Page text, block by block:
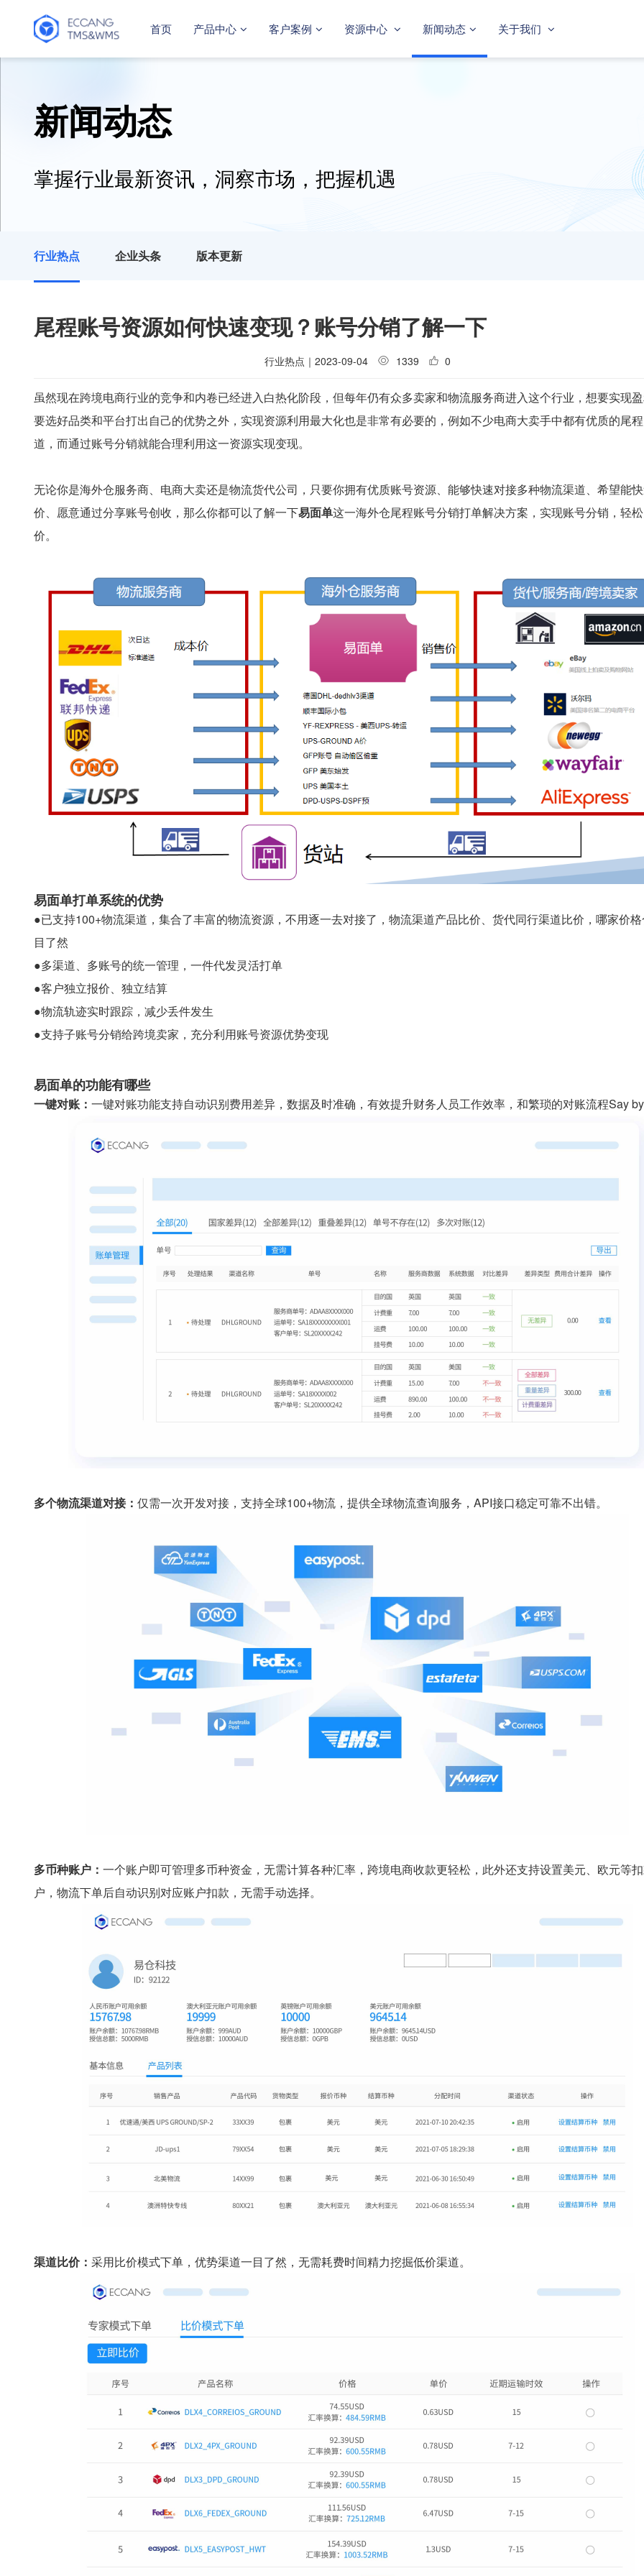
首页 产品中心 客户案例 资源中心 新闻动态 关于我们
新闻动态
掌握行业最新资讯，洞察市场，把握机遇
行业热点 企业头条 版本更新
尾程账号资源如何快速变现？账号分销了解一下
行业热点 ｜ 2023-09-04 1339 0
虽然现在跨境电商行业的竞争和内卷已经进入白热化阶段，但每年仍有众多卖家和物流服务商进入这个行业，想要实现
要选好品类和平台打出自己的优势之外，实现资源利用最大化也是非常有必要的，例如不少电商大卖手中都有优质的尾
道，而通过账号分销就能合理利用这一资源实现变现。
无论你是海外仓服务商、电商大卖还是物流货代公司，只要你拥有优质账号资源、能够快速对接多种物流渠道、希望能
价、愿意通过分享账号创收，那么你都可以了解一下易面单这一海外仓尾程账号分销打单解决方案，实现账号分销，轻
价。
易面单打单系统的优势
●已支持100+物流渠道，集合了丰富的物流资源，不用逐一去对接了，物流渠道产品比价、货代同行渠道比价，哪家价
目了然
●多渠道、多账号的统一管理，一件代发灵活打单
●客户独立报价、独立结算
●物流轨迹实时跟踪，减少丢件发生
●支持子账号分销给跨境卖家，充分利用账号资源优势变现
易面单的功能有哪些
一键对账： 一键对账功能支持自动识别费用差异，数据及时准确，有效提升财务人员工作效率，和繁琐的对账流程Say
多个物流渠道对接： 仅需一次开发对接，支持全球100+物流，提供全球物流查询服务，API接口稳定可靠不出错。
多币种账户： 一个账户即可管理多币种资金，无需计算各种汇率，跨境电商收款更轻松，此外还支持设置美元、欧元等
户，物流下单后自动识别对应账户扣款，无需手动选择。
渠道比价： 采用比价模式下单，优势渠道一目了然，无需耗费时间精力挖掘低价渠道。